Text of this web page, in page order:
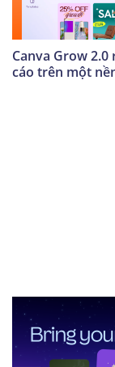
Canva Grow
cáo trên một